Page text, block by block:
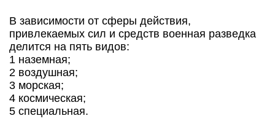
В зависимости от сферы действия,
привлекаемых сил и средств военная разведка
делится на пять видов:
1 наземная;
2 воздушная;
3 морская;
4 космическая;
5 специальная.